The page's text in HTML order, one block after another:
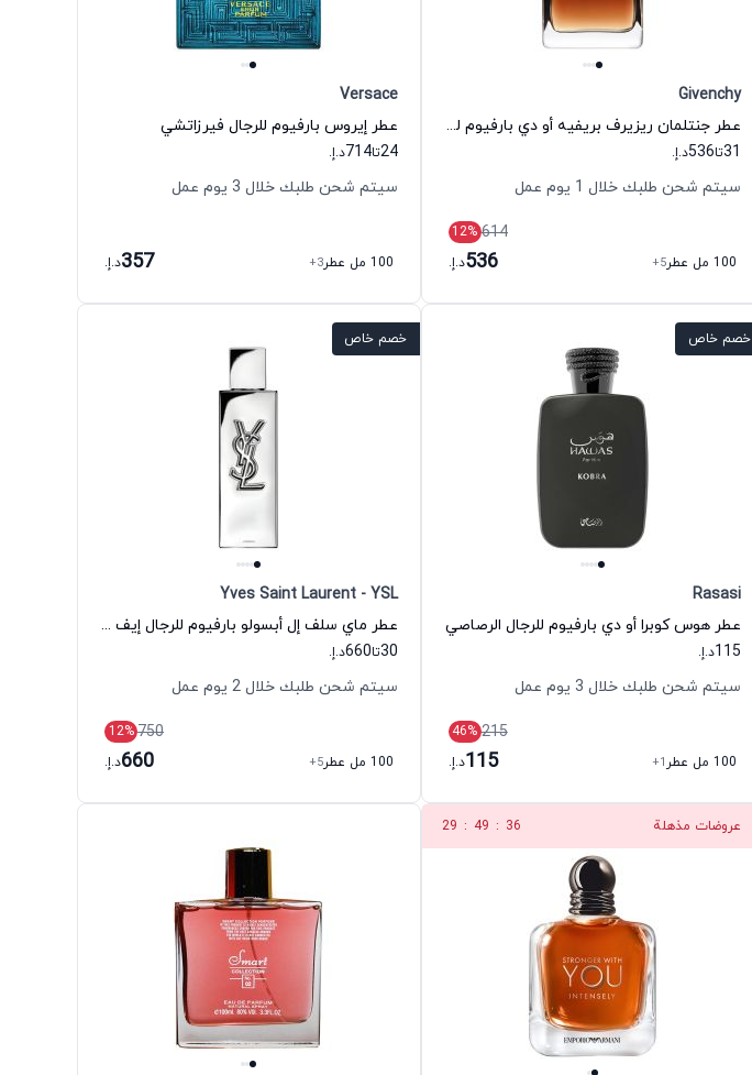
Givenchy
عطر جنتلمان ريزيرف بريفيه أو دي بارفيوم للرجال جيفنشي
31تا536د.إ.
سيتم شحن طلبك خلال 1 يوم عمل
614
12%
100 مل عطر
+5
536د.إ.
Versace
عطر إيروس بارفيوم للرجال فيرزاتشي
24تا714د.إ.
سيتم شحن طلبك خلال 3 يوم عمل
100 مل عطر +3
357د.إ.
خصم خاص
Rasasi
عطر هوس كوبرا أو دي بارفيوم للرجال الرصاصي
115د.إ.
سيتم شحن طلبك خلال 3 يوم عمل
215
46%
100 مل عطر
+1
115د.إ.
خصم خاص
Yves Saint Laurent - YSL
عطر ماي سلف إل أبسولو بارفيوم للرجال إيف سان لوران
30تا660د.إ.
سيتم شحن طلبك خلال 2 يوم عمل
750
12%
100 مل عطر
+5
660د.إ.
عروضات مذهلة 35
:
49
:
29